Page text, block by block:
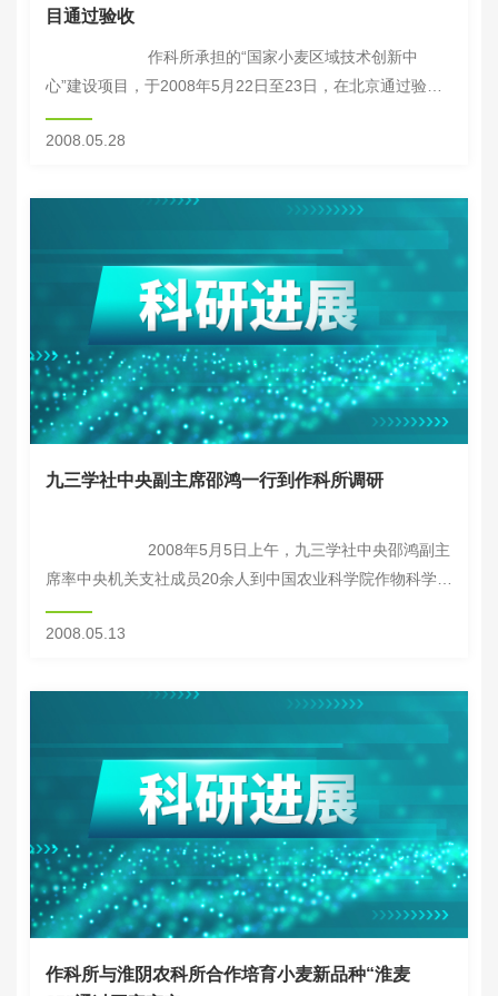
目通过验收
心”建设项目，于2008年5月22日至23日，在北京通过验
收。农业部科教司张国良处长、发展计划司孙容副处长和
农...
2008.05.28
九三学社中央副主席邵鸿一行到作科所调研
席率中央机关支社成员20余人到中国农业科学院作物科学研
究所进行调研，作科所张保明书记、万建民所长和有关专
家...
2008.05.13
作科所与淮阴农科所合作培育小麦新品种“淮麦